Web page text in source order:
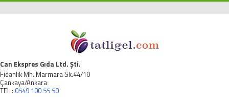
Can Ekspres Gıda Ltd. Şti.
Fidanlık Mh. Marmara Sk.44/10
Çankaya/Ankara
TEL : 0549 100 55 50